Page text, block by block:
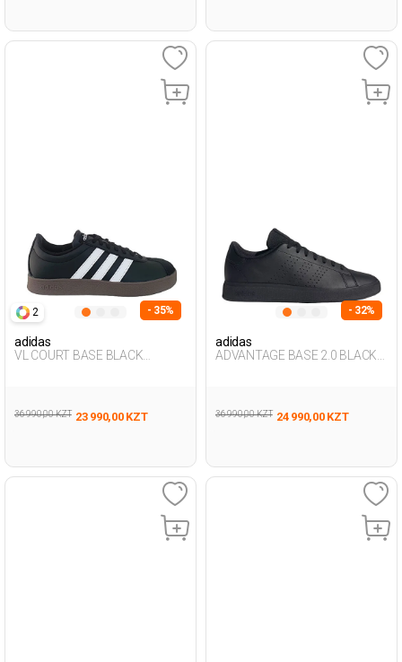
2 - 35%
adidas
VL COURT BASE BLACK
36 990,00 KZT 23 990,00 KZT
- 32%
adidas
ADVANTAGE BASE 2.0 BLACK
36 990,00 KZT 24 990,00 KZT